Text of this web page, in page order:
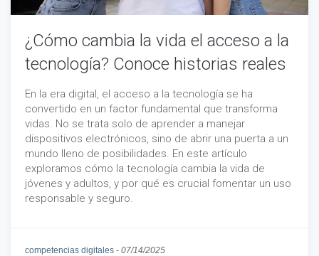
¿Cómo cambia la vida el acceso a la
tecnología? Conoce historias reales
En la era digital, el acceso a la tecnología se ha
convertido en un factor fundamental que transforma
vidas. No se trata solo de aprender a manejar
dispositivos electrónicos, sino de abrir una puerta a un
mundo lleno de posibilidades. En este artículo
exploramos cómo la tecnología cambia la vida de
jóvenes y adultos, y por qué es crucial fomentar un uso
responsable y seguro.
competencias digitales - 07/14/2025